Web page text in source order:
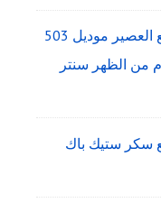
ماكينة تعبئة وتغليف اصابع العصير موديل 503
من الظهر سنتر
سكر ستيك باك